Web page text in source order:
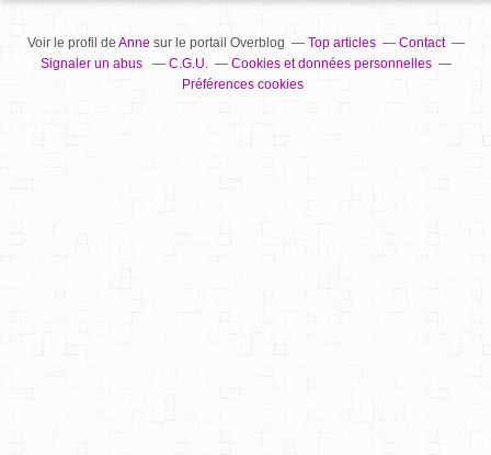
Voir le profil de Annesur le portail Overblog Top articles
Contact
Signaler un abus
C.G.U.
Cookies et données personnelles
Préférences cookies